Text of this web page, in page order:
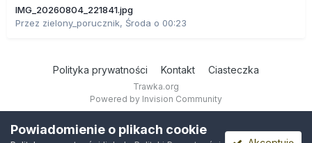
IMG_20260804_221841.jpg
Przez zielony_porucznik, Środa o 00:23
Polityka prywatności Kontakt Ciasteczka
Trawka.org
Powered by Invision Community
Powiadomienie o plikach cookie